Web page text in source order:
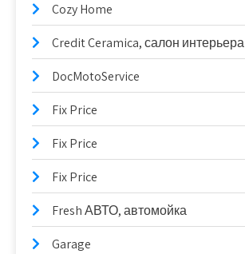
Cozy Home
Credit Ceramica, салон интерьера
DocMotoService
Fix Price
Fix Price
Fix Price
Fresh АВТО, автомойка
Garage